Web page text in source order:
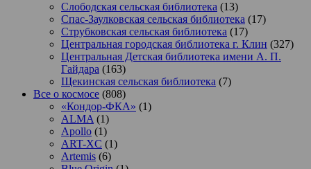
Слободская сельская библиотека (13)
Спас-Заулковская сельская библиотека (17)
Струбковская сельская библиотека (17)
Центральная городская библиотека г. Клин (327)
Центральная Детская библиотека имени А. П.
Гайдара (163)
Щекинская сельская библиотека (7)
Все о космосе (808)
«Кондор-ФКА» (1)
ALMA (1)
Apollo (1)
ART-XC (1)
Artemis (6)